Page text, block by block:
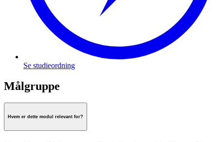
Se studieordning
Målgruppe
Hvem er dette modul relevant for?